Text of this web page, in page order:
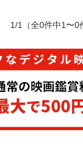
1/1 （全0件中1〜0